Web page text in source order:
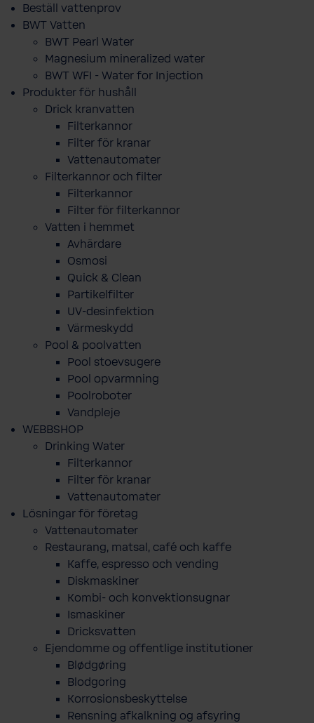
Beställ vattenprov
BWT Vatten
BWT Pearl Water
Magnesium mineralized water
BWT WFI - Water for Injection
Produkter för hushåll
Drick kranvatten
Filterkannor
Filter för kranar
Vattenautomater
Filterkannor och filter
Filterkannor
Filter för filterkannor
Vatten i hemmet
Avhärdare
Osmosi
Quick & Clean
Partikelfilter
UV-desinfektion
Värmeskydd
Pool & poolvatten
Pool stoevsugere
Pool opvarmning
Poolroboter
Vandpleje
WEBBSHOP
Drinking Water
Filterkannor
Filter för kranar
Vattenautomater
Lösningar för företag
Vattenautomater
Restaurang, matsal, café och kaffe
Kaffe, espresso och vending
Diskmaskiner
Kombi- och konvektionsugnar
Ismaskiner
Dricksvatten
Ejendomme og offentlige institutioner
Blødgøring
Blodgoring
Korrosionsbeskyttelse
Rensning afkalkning og afsyring